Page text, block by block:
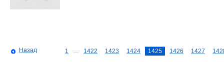
Назад 1 1422 1423 1424 1425 1426 1427